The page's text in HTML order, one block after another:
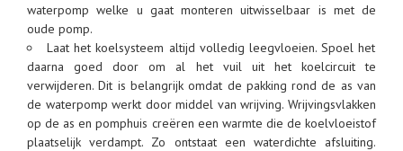
waterpomp welke u gaat monteren uitwisselbaar is met de
oude pomp.
Laat het koelsysteem altijd volledig leegvloeien. Spoel het
daarna goed door om al het vuil uit het koelcircuit te
verwijderen. Dit is belangrijk omdat de pakking rond de as van
de waterpomp werkt door middel van wrijving. Wrijvingsvlakken
op de as en pomphuis creëren een warmte die de koelvloeistof
plaatselijk verdampt. Zo ontstaat een waterdichte afsluiting.